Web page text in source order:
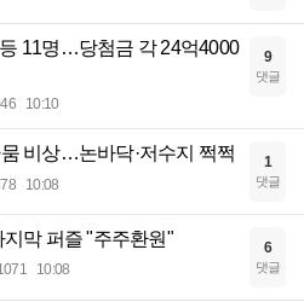
11명…당첨금 각 24억4000
10:10
9
댓글
비상…논바닥·저수지 쩍쩍
10:08
1
댓글
막 퍼즐 "주주환원"
10:08
6
댓글